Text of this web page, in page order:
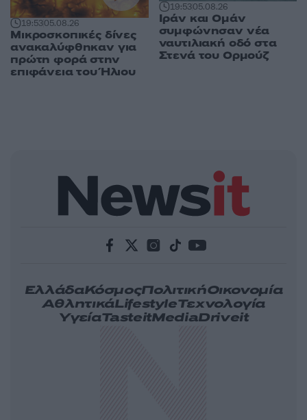
19:5305.08.26
Μικροσκοπικές δίνες
ανακαλύφθηκαν για
πρώτη φορά στην
επιφάνεια του Ήλιου
19:5305.08.26
Ιράν και Ομάν
συμφώνησαν νέα
ναυτιλιακή οδό στα
Στενά του Ορμούζ
ΕλλάδαΚόσμοςΠολιτικήΟικονομία
ΑθλητικάLifestyleΤεχνολογία
ΥγείαTasteitMediaDriveit